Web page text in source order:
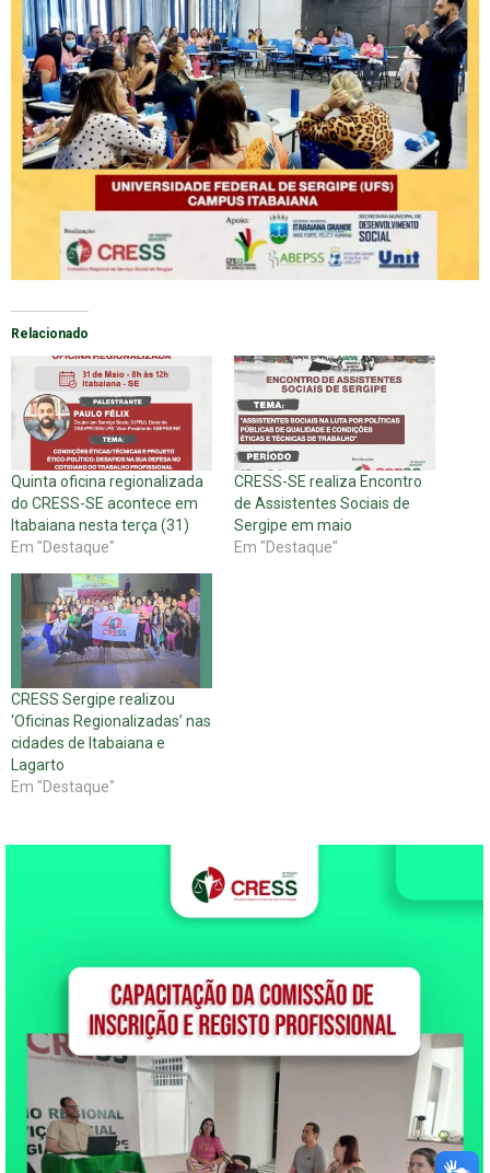
Relacionado
Quinta oficina regionalizada
do CRESS-SE acontece em
Itabaiana nesta terça (31)
Em "Destaque"
CRESS-SE realiza Encontro
de Assistentes Sociais de
Sergipe em maio
Em "Destaque"
CRESS Sergipe realizou
‘Oficinas Regionalizadas’ nas
cidades de Itabaiana e
Lagarto
Em "Destaque"